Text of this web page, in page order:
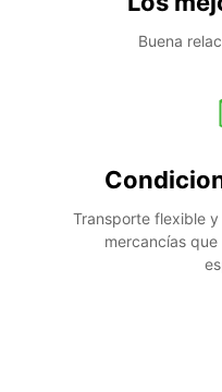
Buena
Transporte flexible
mercancías